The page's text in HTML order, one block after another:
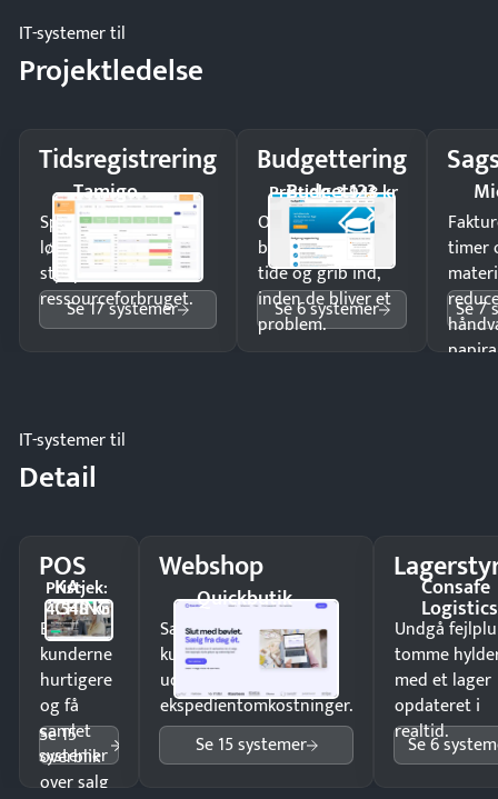
IT-systemer til
Projektledelse
Tidsregistrering
Tamigo
Spar tid på
lønberegning og få
styr på
ressourceforbruget.
Se 17 systemer
Budgettering
Budget123
Pristjek: 3.948 kr
Opdag
budgetafvigelser i
tide og grib ind,
inden de bliver et
problem.
Se 6 systemer
timer
Se 7
IT-systemer til
Detail
POS
KA-
CHING
Pristjek:
4.548 kr
Ekspedér
kunderne
hurtigere
og få
samlet
overblik
over salg
Se 15
systemer
Webshop
Quickbutik
Sælg produkter 24/7 til
kunder i hele landet
uden
ekspedientomkostninger.
Se 15 systemer
Consafe
Logistics
Undgå
tomme
med et lager
opdateret i
realtid.
Se 6